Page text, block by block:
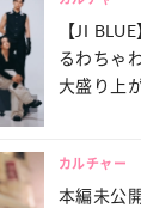
【JI
るわちゃ
大盛り上
カルチャー
本編未公